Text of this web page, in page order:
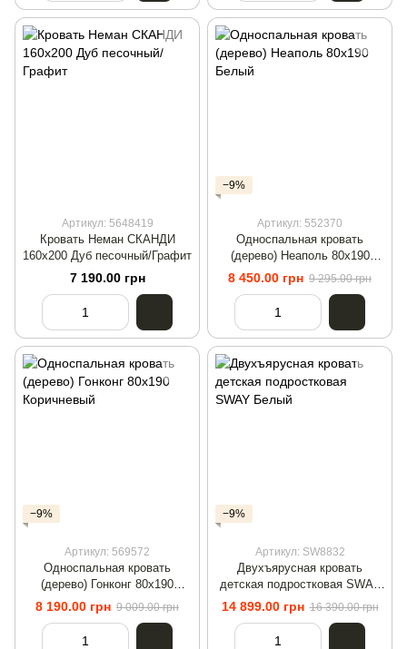
Артикул: 5648419
Кровать Неман СКАНДИ
160х200 Дуб песочный/Графит
7 190.00 грн
−9%
Артикул: 552370
Односпальная кровать
(дерево) Неаполь 80х190
Белый
8 450.00 грн 9 295.00 грн
−9%
Артикул: 569572
Односпальная кровать
(дерево) Гонконг 80х190
Коричневый
8 190.00 грн 9 009.00 грн
−9%
Артикул: SW8832
Двухъярусная кровать
детская подростковая SWAY
Белый
14 899.00 грн 16 390.00 грн